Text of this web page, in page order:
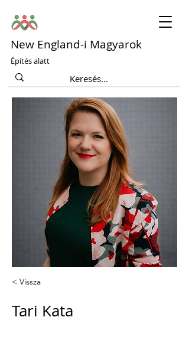
New England-i Magyarok
Építés alatt
< Vissza
Tari Kata